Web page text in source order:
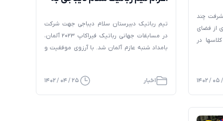
چند
از فضای
در
آشپزی
محتوا
۲۰۲۳ آلمان
تیم رباتیک دبیرستان سلام دیباجی جهت شرکت
در مسابقات جهانی رباتیک فیراکاپ ۲۰۲۳ آلمان،
بامداد شنبه عازم آلمان شد. با آرزوی موفقیت و
اخبار ۲۵ / ۰۴ / ۱۴۰۲